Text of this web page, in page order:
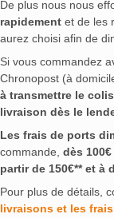
De plus nous nous
rapidement et de les
aurez choisi afin de
Si vous commandez
Chronopost (à
à transmettre le
livraison dès le
Les frais de ports
commande, dès
partir de 150€** et à
Pour plus de détails,
livraisons et les